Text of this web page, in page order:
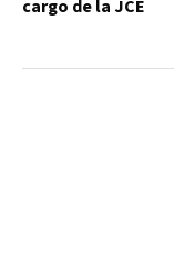
cargo de la JCE